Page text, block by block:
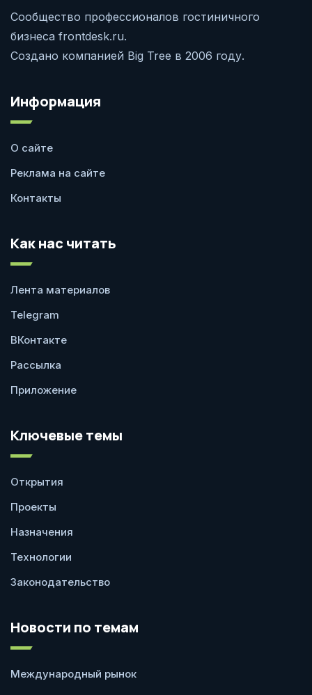
Сообщество профессионалов гостиничного
бизнеса frontdesk.ru.
Создано компанией Big Tree в 2006 году.
Информация
О сайте
Реклама на сайте
Контакты
Как нас читать
Лента материалов
Telegram
ВКонтакте
Рассылка
Приложение
Ключевые темы
Открытия
Проекты
Назначения
Технологии
Законодательство
Новости по темам
Международный рынок